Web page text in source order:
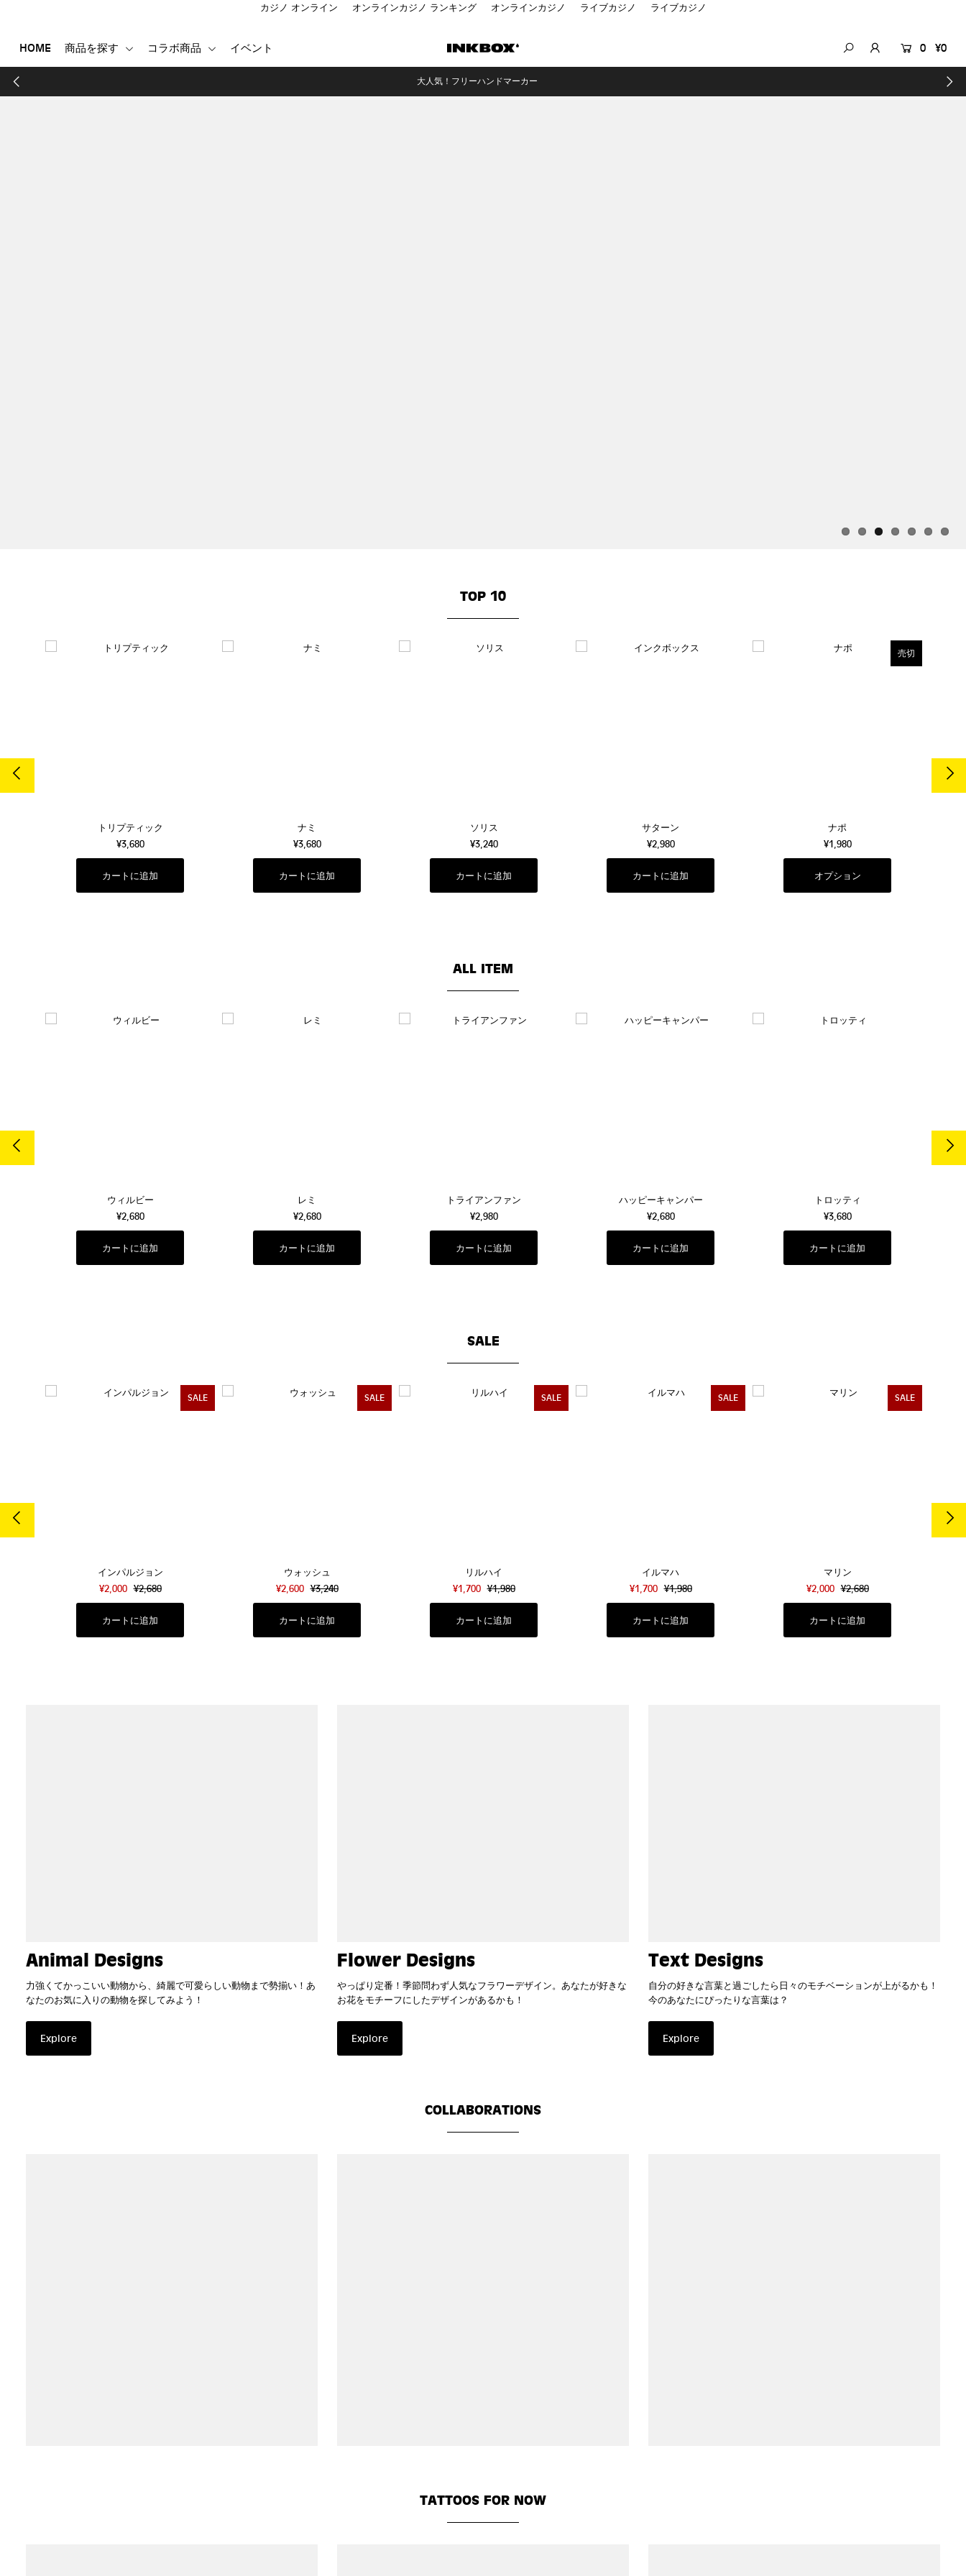
カジノ オンライン オンラインカジノ ランキング オンラインカジノ ライブカジノ ライブカジノ
HOME 商品を探す コラボ商品 イベント 0 ¥0
大人気！フリーハンドマーカー
TOP 10
トリプティック
¥3,680
ナミ
¥3,680
ソリス
¥3,240
サターン
¥2,980
売切
ナポ
¥1,980
オプション
ALL ITEM
ウィルビー
¥2,680
レミ
¥2,680
トライアンファン
¥2,980
ハッピーキャンパー
¥2,680
トロッティ
¥3,680
SALE
SALE
インパルジョン
¥2,000 ¥2,680
SALE
ウォッシュ
¥2,600 ¥3,240
SALE
リルハイ
¥1,700 ¥1,980
SALE
イルマハ
¥1,700 ¥1,980
SALE
マリン
¥2,000 ¥2,680
Animal Designs
力強くてかっこいい動物から、綺麗で可愛らしい動物まで勢揃い！あ
なたのお気に入りの動物を探してみよう！
Explore
Flower Designs
やっぱり定番！季節問わず人気なフラワーデザイン。あなたが好きな
お花をモチーフにしたデザインがあるかも！
Explore
Text Designs
自分の好きな言葉と過ごしたら日々のモチベーションが上がるかも！
今のあなたにぴったりな言葉は？
Explore
COLLABORATIONS
TATTOOS FOR NOW
商品を探す